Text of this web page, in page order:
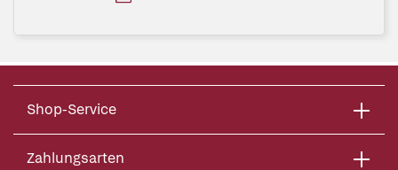
Shop-Service
Zahlungsarten